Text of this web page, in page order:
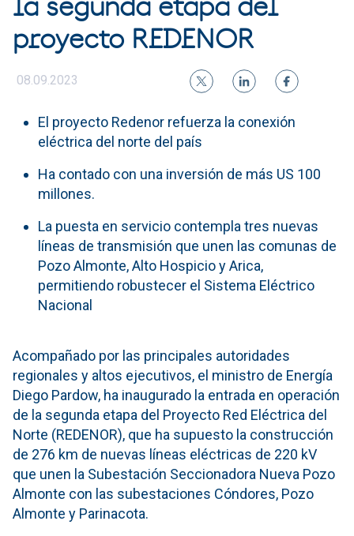
la segunda etapa del
proyecto REDENOR
08.09.2023
El proyecto Redenor refuerza la conexión
eléctrica del norte del país
Ha contado con una inversión de más US 100
millones.
La puesta en servicio contempla tres nuevas
líneas de transmisión que unen las comunas de
Pozo Almonte, Alto Hospicio y Arica,
permitiendo robustecer el Sistema Eléctrico
Nacional
Acompañado por las principales autoridades
regionales y altos ejecutivos, el ministro de Energía
Diego Pardow, ha inaugurado la entrada en operación
de la segunda etapa del Proyecto Red Eléctrica del
Norte (REDENOR), que ha supuesto la construcción
de 276 km de nuevas líneas eléctricas de 220 kV
que unen la Subestación Seccionadora Nueva Pozo
Almonte con las subestaciones Cóndores, Pozo
Almonte y Parinacota.